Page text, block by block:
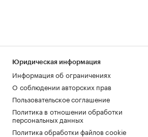
Юридическая информация
Информация об ограничениях
О соблюдении авторских прав
Пользовательское соглашение
Политика в отношении обработки
персональных данных
Политика обработки файлов cookie